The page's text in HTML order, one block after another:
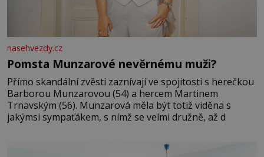
nasehvezdy.cz
Pomsta Munzarové nevěrnému muži?
Přímo skandální zvěsti zaznívají ve spojitosti s herečkou
Barborou Munzarovou (54) a hercem Martinem
Trnavským (56). Munzarová měla být totiž viděna s
jakýmsi sympaťákem, s nímž se velmi družně, až d